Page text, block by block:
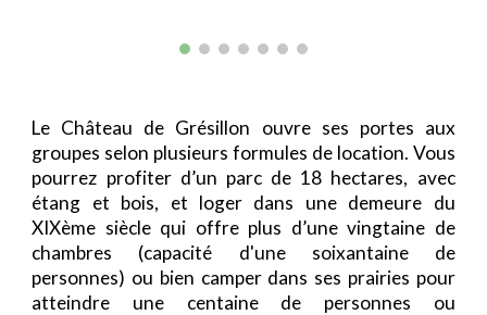
Le Château de Grésillon ouvre ses portes aux
groupes selon plusieurs formules de location. Vous
pourrez profiter d’un parc de 18 hectares, avec
étang et bois, et loger dans une demeure du
XIXème siècle qui offre plus d’une vingtaine de
chambres (capacité d'une soixantaine de
personnes) ou bien camper dans ses prairies pour
atteindre une centaine de personnes ou